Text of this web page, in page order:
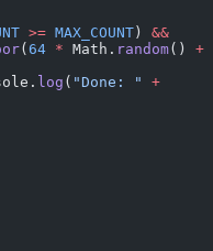
>= MAX_COUNT ) &&
( 64 * Math. random() +
log ( "Done: "
+